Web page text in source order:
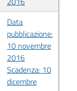
Data
pubblicazione:
10 novembre
2016
Scadenza: 10
dicembre